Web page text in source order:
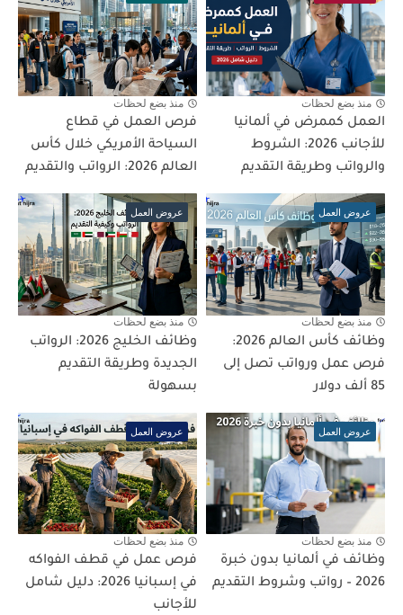
منذ بضع لحظات
العمل كممرض في ألمانيا
للأجانب 2026: الشروط
والرواتب وطريقة التقديم
منذ بضع لحظات
فرص العمل في قطاع
السياحة الأمريكي خلال كأس
العالم 2026: الرواتب والتقديم
عروض العمل
منذ بضع لحظات
وظائف كأس العالم 2026:
فرص عمل ورواتب تصل إلى
85 ألف دولار
عروض العمل
منذ بضع لحظات
وظائف الخليج 2026: الرواتب
الجديدة وطريقة التقديم
بسهولة
عروض العمل
منذ بضع لحظات
وظائف في ألمانيا بدون خبرة
2026 – رواتب وشروط التقديم
عروض العمل
منذ بضع لحظات
فرص عمل في قطف الفواكه
في إسبانيا 2026: دليل شامل
للأجانب